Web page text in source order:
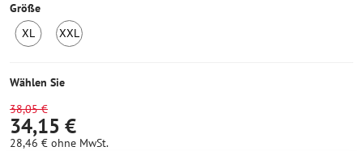
Größe
XL
auf
XXL
Wählen Sie
38,05 €
34,15 €
28,46 € ohne MwSt.